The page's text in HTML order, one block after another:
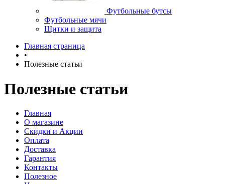
Футбольные бутсы
Футбольные мячи
Щитки и защита
Главная страница
•
Полезные статьи
Полезные статьи
Главная
О магазине
Скидки и Акции
Оплата
Доставка
Гарантия
Контакты
Полезное